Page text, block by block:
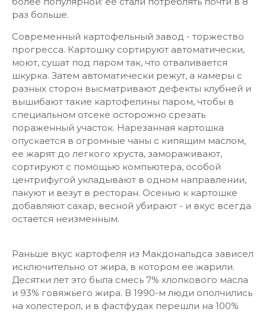
раз больше.
Современный картофельный завод - торжество
прогресса. Картошку сортируют автоматически,
моют, сушат под паром так, что отваливается
шкурка. Затем автоматически режут, а камеры с
разных сторон высматривают дефекты клубней и
вышибают такие картофелины паром, чтобы в
специальном отсеке осторожно срезать
пораженный участок. Нарезанная картошка
опускается в огромные чаны с кипящим маслом,
ее жарят до легкого хруста, замораживают,
сортируют с помощью компьютера, особой
центрифугой укладывают в одном направлении,
пакуют и везут в ресторан. Осенью к картошке
добавляют сахар, весной убирают - и вкус всегда
остается неизменным.
Раньше вкус картофеля из Макдональдса зависел
исключительно от жира, в котором ее жарили.
Десятки лет это была смесь 7% хлопкового масла
и 93% говяжьего жира. В 1990-м люди ополчились
на холестерол, и в фастфудах перешли на 100%